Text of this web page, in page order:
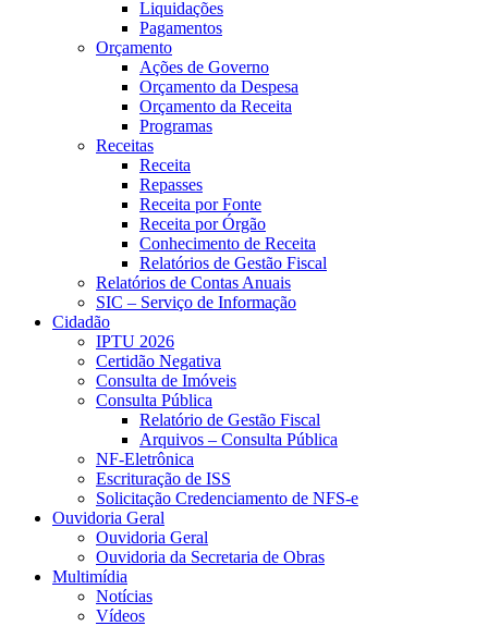
Liquidações
Pagamentos
Orçamento
Ações de Governo
Orçamento da Despesa
Orçamento da Receita
Programas
Receitas
Receita
Repasses
Receita por Fonte
Receita por Órgão
Conhecimento de Receita
Relatórios de Gestão Fiscal
Relatórios de Contas Anuais
SIC – Serviço de Informação
Cidadão
IPTU 2026
Certidão Negativa
Consulta de Imóveis
Consulta Pública
Relatório de Gestão Fiscal
Arquivos – Consulta Pública
NF-Eletrônica
Escrituração de ISS
Solicitação Credenciamento de NFS-e
Ouvidoria Geral
Ouvidoria Geral
Ouvidoria da Secretaria de Obras
Multimídia
Notícias
Vídeos